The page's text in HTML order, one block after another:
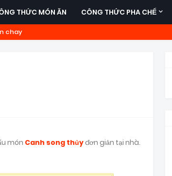
THỨC MÓN ĂN CÔNG THỨC PHA CHẾ
chay
món Canh song thủyđơn giản tại nhà.